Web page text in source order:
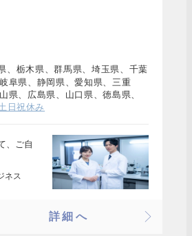
、栃木県、群馬県、埼玉県、千葉
阜県、静岡県、愛知県、三重
県、広島県、山口県、徳島県、
日祝休み
、ご自
ネス
詳細へ